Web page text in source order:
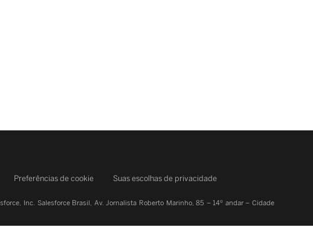
Preferências de cookie Suas escolhas de privacidade
Inc. Salesforce Brasil, Av. Jornalista Roberto Marinho, 85 – 14º andar – Cidade